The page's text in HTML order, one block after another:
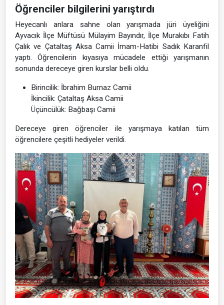
Öğrenciler bilgilerini yarıştırdı
Heyecanlı anlara sahne olan yarışmada jüri üyeliğini
Ayvacık İlçe Müftüsü Mülayim Bayındır, İlçe Murakıbı Fatih
Çalık ve Çataltaş Aksa Camii İmam-Hatibi Sadık Karanfil
yaptı. Öğrencilerin kıyasıya mücadele ettiği yarışmanın
sonunda dereceye giren kurslar belli oldu.
Birincilik: İbrahim Burnaz Camii
İkincilik: Çataltaş Aksa Camii
Üçüncülük: Bağbaşı Camii
Dereceye giren öğrenciler ile yarışmaya katılan tüm
öğrencilere çeşitli hediyeler verildi.